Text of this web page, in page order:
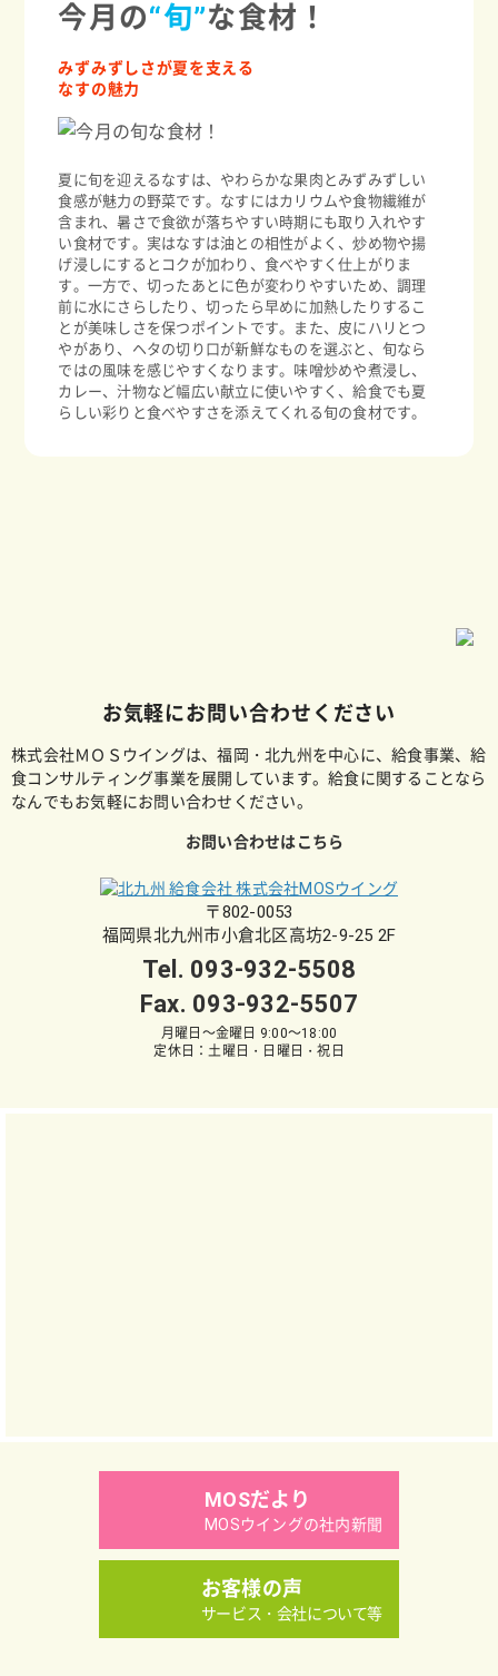
今月の“旬”な食材！
みずみずしさが夏を支える
なすの魅力
夏に旬を迎えるなすは、やわらかな果肉とみずみずしい
食感が魅力の野菜です。なすにはカリウムや食物繊維が
含まれ、暑さで食欲が落ちやすい時期にも取り入れやす
い食材です。実はなすは油との相性がよく、炒め物や揚
げ浸しにするとコクが加わり、食べやすく仕上がりま
す。一方で、切ったあとに色が変わりやすいため、調理
前に水にさらしたり、切ったら早めに加熱したりするこ
とが美味しさを保つポイントです。また、皮にハリとつ
やがあり、ヘタの切り口が新鮮なものを選ぶと、旬なら
ではの風味を感じやすくなります。味噌炒めや煮浸し、
カレー、汁物など幅広い献立に使いやすく、給食でも夏
らしい彩りと食べやすさを添えてくれる旬の食材です。
お気軽にお問い合わせください
株式会社ＭＯＳウイングは、福岡・北九州を中心に、給食事業、給
食コンサルティング事業を展開しています。給食に関することなら
なんでもお気軽にお問い合わせください。
お問い合わせはこちら
〒802-0053
福岡県北九州市小倉北区高坊2-9-25 2F
Tel. 093-932-5508
Fax. 093-932-5507
月曜日～金曜日 9:00～18:00
定休日：土曜日・日曜日・祝日
MOSだより
MOSウイングの社内新聞
お客様の声
サービス・会社について等